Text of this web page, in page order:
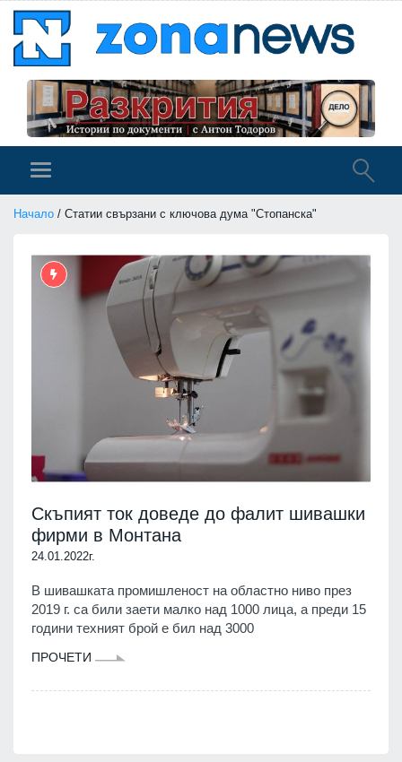
Начало / Статии свързани с ключова дума "Стопанска"
Скъпият ток доведе до фалит шивашки
фирми в Монтана
24.01.2022г.
В шивашката промишленост на областно ниво през
2019 г. са били заети малко над 1000 лица, а преди 15
години техният брой е бил над 3000
ПРОЧЕТИ